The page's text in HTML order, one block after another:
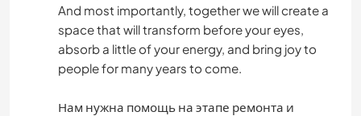
And most importantly, together we will create a
space that will transform before your eyes,
absorb a little of your energy, and bring joy to
people for many years to come.
Нам нужна помощь на этапе ремонта и